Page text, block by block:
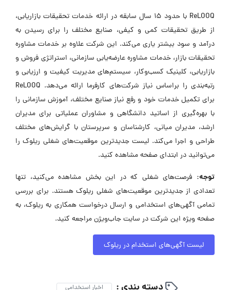
ReLOOQ با حدود 15 سال سابقه در ارائه خدمات تحقیقات بازاریابی،
از طریق تحقیقات کمی و کیفی، صنایع مختلف را برای رسیدن به
درآمد و سود بیشتر یاری می‌کند. این شرکت علاوه بر خدمات مشاوره
تحقیقات بازار، خدمات مشاوره عارضه‌یابی سازمانی، استراتژی فروش و
بازاریابی، کلینیک کسب‌وکار، سیستم‌های مدیریت کیفیت و ارزیابی و
رتبه‌بندی را براساس نیاز شرکت‌های کارفرما ارائه می‌دهد. ReLOOQ
برای تکمیل خدمات خود و رفع نیاز صنایع مختلف، آموزش سازمانی را
با بهره‌گیری از اساتید دانشگاهی و مشاوران عملیاتی برای مدیران
ارشد، مدیران میانی، کارشناسان و سرپرستان با گرایش‌های مختلف
طراحی و اجرا می‌کند. لیست جدیدترین موقعیت‌های شغلی ریلوک را
می‌توانید در ابتدای صفحه مشاهده کنید.
توجه: فرصت‌های شغلی که در این بخش مشاهده می‌کنید، تنها
تعدادی از جدیدترین موقعیت‌های شغلی ریلوک هستند. برای بررسی
تمامی آگهی‌های استخدامی و ارسال درخواست همکاری به ریلوک، به
صفحه ویژه این شرکت در سایت جاب‌ویژن مراجعه کنید.
لیست آگهی‌های استخدام در ریلوک
اخبار استخدامی